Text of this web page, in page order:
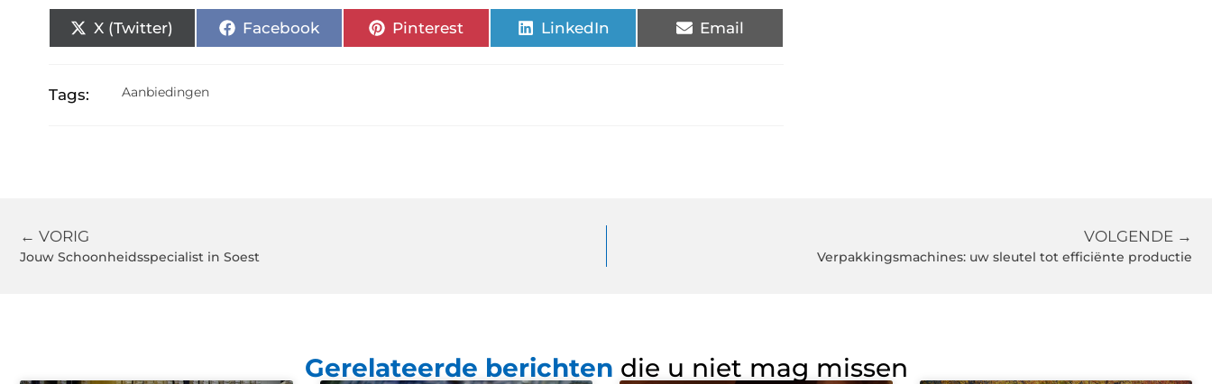
X (Twitter) Facebook Pinterest LinkedIn Email
Tags: Aanbiedingen
← VORIG
Jouw Schoonheidsspecialist in Soest
VOLGENDE →
Verpakkingsmachines: uw sleutel tot efficiënte productie
Gerelateerde berichten die u niet mag missen